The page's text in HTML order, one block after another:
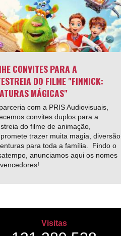
CONVITES PARA A
DO FILME "FINNICK:
MÁGICAS"
com a PRIS Audiovisuais,
convites duplos para a
do filme de animação,
trazer muita magia, diversão
para toda a família. Findo o
anunciamos aqui os nomes
Visitas